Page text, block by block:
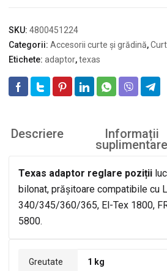
plug
bilonat,
prășitoare
pentru
Lilli,
1800,
SKU: 4800451224
Categorii: Accesorii curte și grădină,
Etichete: adaptor,texas
Descriere Informații
suplimentare
Texas adaptor reglare poziții
bilonat, prășitoare compatibile cu
340/345/360/365, El-Tex 1800,
5800.
Greutate 1 kg